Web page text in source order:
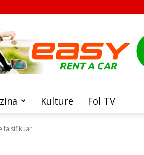
Kulturë Fol TV
falsifikuar